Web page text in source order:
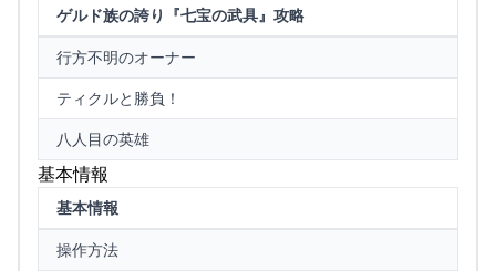
ゲルド族の誇り『七宝の武具』攻略
行方不明のオーナー
ティクルと勝負！
八人目の英雄
基本情報
基本情報
操作方法